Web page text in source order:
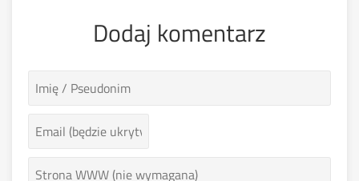
Dodaj komentarz